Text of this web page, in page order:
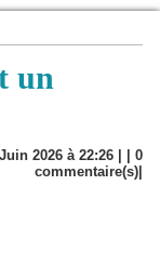
un
2026 à 22:26 | | 0
commentaire(s)|